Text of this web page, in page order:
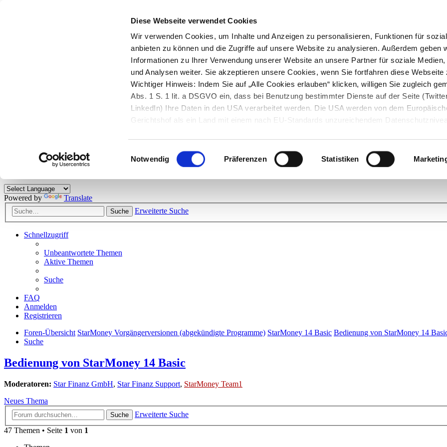
Diese Webseite verwendet Cookies
Wir verwenden Cookies, um Inhalte und Anzeigen zu personalisieren, Funktionen für
anbieten zu können und die Zugriffe auf unsere Website zu analysieren. Außerdem geben
Informationen zu Ihrer Verwendung unserer Website an unsere Partner für soziale Medien,
und Analysen weiter. Sie akzeptieren unsere Cookies, wenn Sie fortfahren diese Webseite
Wichtiger Hinweis: Indem Sie auf „Alle Cookies erlauben“ klicken, willigen Sie zugleich
Abs. 1 S. 1 lit. a DSGVO ein, dass bei Benutzung bestimmter Dienste auf der Seite
LinkedIn) Ihre Daten in den USA verarbeitet werden. Die USA werden von dem
Gerichtshof als ein Land mit einem nach EU-Standards unzureichendem
Einwilligungsauswahl
Notwendig Präferenzen Statistiken
Herzlich willkommen!
Kunden viele nützliche Hilfestellungen und interessante Tipps und Tricks. Stellen Sie Ihre Fragen und helfen Sie mit Ihrem Wissen anderen
Powered by Translate
Suche Erweiterte Suche
Schnellzugriff
Unbeantwortete Themen
Aktive Themen
Suche
FAQ
Anmelden
Registrieren
Foren-Übersicht StarMoney Vorgängerversionen (abgekündigte Programme) StarMoney 14 Basic Bedienung von StarMoney 14
Suche
Bedienung von StarMoney 14 Basic
Moderatoren: Star Finanz GmbH, Star Finanz Support, StarMoney Team1
Neues Thema
Suche
Erweiterte Suche
47 Themen • Seite 1 von 1